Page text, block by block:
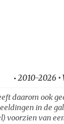
• 2010-2026 •
daarom ook
in de
voorzien van